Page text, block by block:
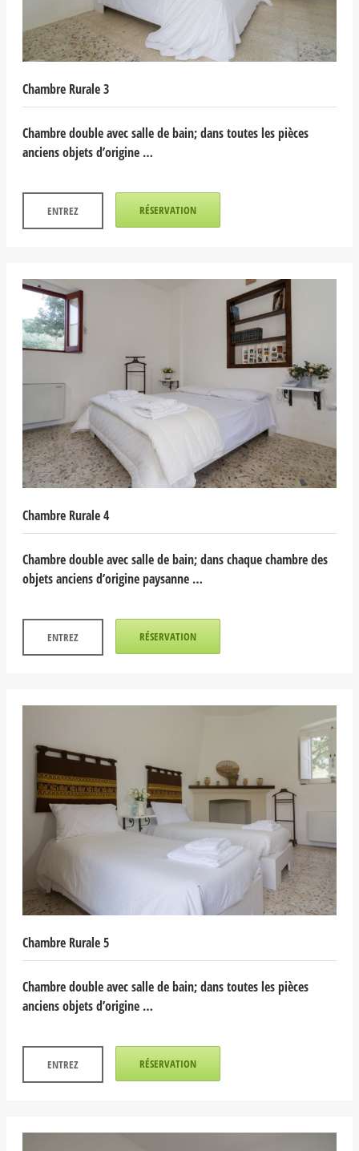
Chambre Rurale 3
Chambre double avec salle de bain; dans toutes les pièces
anciens objets d’origine …
ENTREZ RÉSERVATION
Chambre Rurale 4
Chambre double avec salle de bain; dans chaque chambre des
objets anciens d’origine paysanne …
ENTREZ RÉSERVATION
Chambre Rurale 5
Chambre double avec salle de bain; dans toutes les pièces
anciens objets d’origine …
ENTREZ RÉSERVATION